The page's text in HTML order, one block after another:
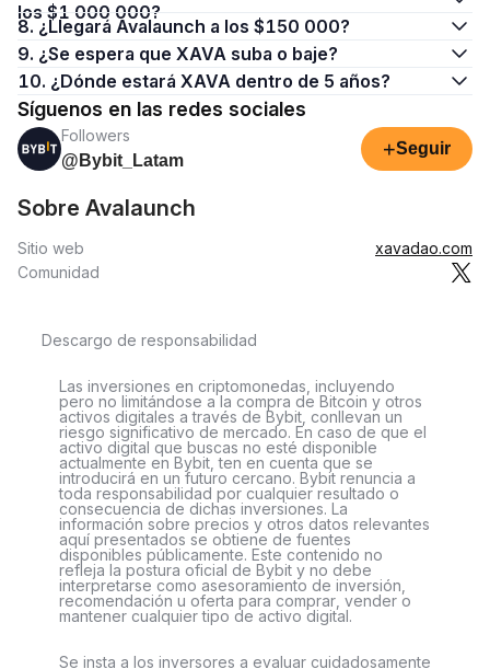
los $1 000 000?
8. ¿Llegará Avalaunch a los $150 000?
9. ¿Se espera que XAVA suba o baje?
10. ¿Dónde estará XAVA dentro de 5 años?
Síguenos en las redes sociales
Followers
@Bybit_Latam
+Seguir
Sobre Avalaunch
Sitio web
xavadao.com
Comunidad
Descargo de responsabilidad
Las inversiones en criptomonedas, incluyendo
pero no limitándose a la compra de Bitcoin y otros
activos digitales a través de Bybit, conllevan un
riesgo significativo de mercado. En caso de que el
activo digital que buscas no esté disponible
actualmente en Bybit, ten en cuenta que se
introducirá en un futuro cercano. Bybit renuncia a
toda responsabilidad por cualquier resultado o
consecuencia de dichas inversiones. La
información sobre precios y otros datos relevantes
aquí presentados se obtiene de fuentes
disponibles públicamente. Este contenido no
refleja la postura oficial de Bybit y no debe
interpretarse como asesoramiento de inversión,
recomendación u oferta para comprar, vender o
mantener cualquier tipo de activo digital.
Se insta a los inversores a evaluar cuidadosamente